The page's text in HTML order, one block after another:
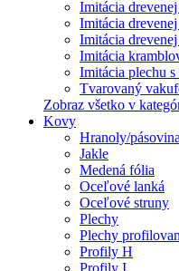
Imitácia
Imitácia
Imitácia
Imitácia
Imitácia plechu
Tvarovaný
Zobraz všetko v
Kovy
Hranoly/pásovina
Jakle
Medená fólia
Oceľové lanká
Oceľové struny
Plechy
Plechy
Profily H
Profily I